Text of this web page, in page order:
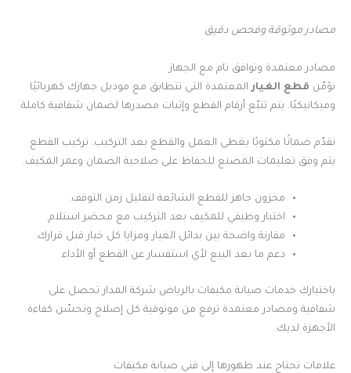
مصادر موثوقة وفحص دقيق
مصادر معتمدة وتوافق تام مع الجهاز
نؤمّن قطع الغيار المعتمدة التي تتطابق مع موديل جهازك كهربائيًا
وميكانيكيًا. يتم تتبّع أرقام القطع وإثبات مصدرها لضمان شفافية كاملة.
نقدّم ضمانًا مكتوبًا يغطي العمل والقطع بعد التركيب. تركيب القطع
يتم وفق تعليمات المصنع للحفاظ على صلاحية الضمان وعمر المكيف.
مخزون جاهز للقطع الشائعة لتقليل زمن التوقف.
اختبار وظيفي للمكيف بعد التركيب مع محضر استلام.
مقارنة واضحة بين بدائل الغيار ومزايا كل خيار قبل قرارك.
دعم ما بعد البيع لأي استفسار عن القطع أو الأداء.
باختيارك خدمات صيانة مكيفات بالرياض شركة المدار تحصل على
شفافية ومصادر معتمدة ترفع من موثوقية كل إصلاح وتحسّن كفاءة
الأجهزة لديك.
علامات تحتاج عند ظهورها إلى فني صيانة مكيفات